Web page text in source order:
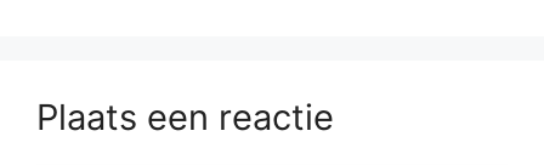
Plaats een reactie